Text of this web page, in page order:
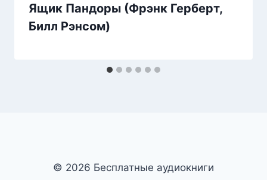
Ящик Пандоры (Фрэнк Герберт,
Билл Рэнсом)
© 2026 Бесплатные аудиокниги